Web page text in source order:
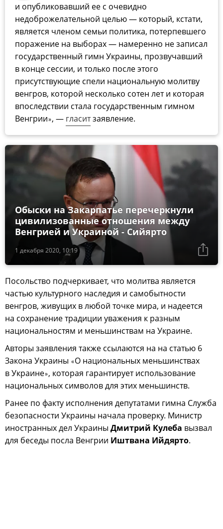
и опубликовавший ее с очевидно
недоброжелательной целью — который, кстати,
является членом семьи политика, потерпевшего
поражение на выборах — намеренно не записал
государственный гимн Украины, прозвучавший
в конце сессии, и только после этого
присутствующие спели национальную молитву
венгров, которой несколько сотен лет и которая
впоследствии стала государственным гимном
Венгрии», — гласитзаявление.
1 декабря 2020, 10:19
Обыски на Закарпатье перечеркнули
цивилизованные отношения между
Венгрией и Украиной - Сийярто
Посольство подчеркивает, что молитва является
частью культурного наследия и самобытности
венгров, живущих в любой точке мира, и надеется
на сохранение традиции уважения к разным
национальностям и меньшинствам на Украине.
Авторы заявления также ссылаются на на статью 6
Закона Украины «О национальных меньшинствах
в Украине», которая гарантирует использование
национальных символов для этих меньшинств.
Ранее по факту исполнения депутатами гимна Служба
безопасности Украины начала проверку. Министр
иностранных дел Украины Дмитрий Кулеба вызвал
для беседы посла Венгрии Иштвана Ийдярто.